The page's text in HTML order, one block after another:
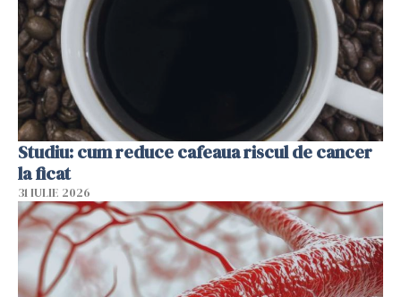
Studiu: cum reduce cafeaua riscul de cancer
la ficat
31 IULIE 2026